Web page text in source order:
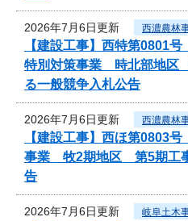
2026年7月6日更新 西濃農林
【建設工事】西特第0801
特別対策事業 時北部地区
る一般競争入札公告
2026年7月6日更新 西濃農林
【建設工事】西ほ第0803
事業 牧2期地区 第5期工
告
2026年7月6日更新 岐阜土木